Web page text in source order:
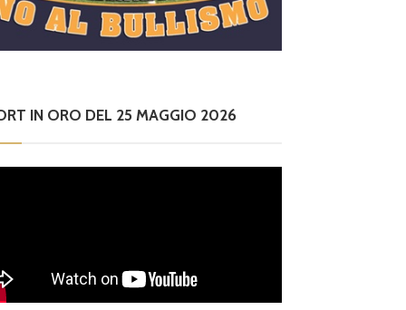
IN ORO DEL 25 MAGGIO 2026